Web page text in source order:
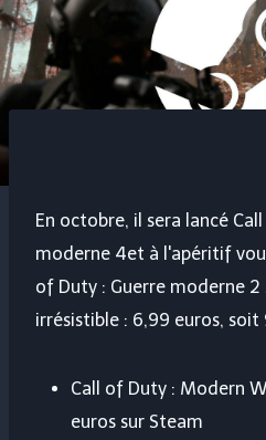
En octobre, il sera lancé
moderne 4et à l'apéritif
of Duty : Guerre moderne 2
irrésistible : 6,99 euros,
Call of Duty : Modern
euros sur Steam